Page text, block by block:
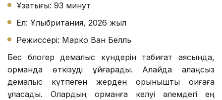
Ұзақтығы: 93 минут
Ел: Ұлыбритания, 2026 жыл
Режиссері: Марко Ван Белль
Бес блогер демалыс күндерін табиғат аясында,
орманда өткізуді ұйғарады. Алайда алаңсыз
демалыс күтпеген жерден қорқынышты оқиғаға
ұласады. Олардың орманға келуі әлемдегі ең